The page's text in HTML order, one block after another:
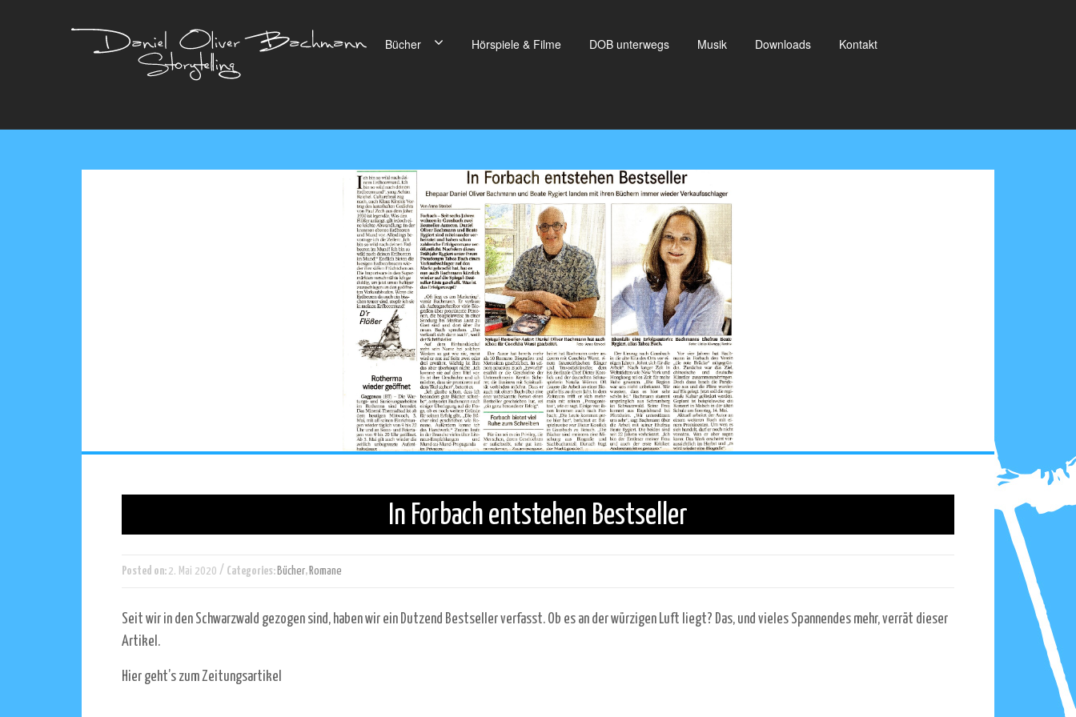
Bücher Hörspiele & Filme DOB unterwegs Musik Downloads Kontakt
In Forbach entstehen Bestseller
Posted on: 2. Mai 2020 / Categories: Bücher,Romane
Seit wir in den Schwarzwald gezogen sind, haben wir ein Dutzend Bestseller verfasst. Ob es an der würzigen Luft liegt? Das, und vieles Spannendes mehr, verrät dieser
Artikel.
Hier geht’s zum Zeitungsartikel